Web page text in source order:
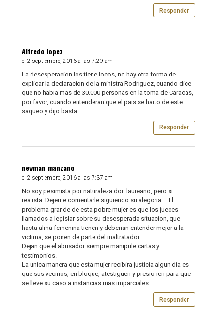
Responder
Alfredo lopez
el 2 septiembre, 2016 a las 7:29 am
La desesperacion los tiene locos, no hay otra forma de
explicar la declaracion de la ministra Rodriguez, cuando dice
que no habia mas de 30.000 personas en la toma de Caracas,
por favor, cuando entenderan que el pais se harto de este
saqueo y dijo basta.
Responder
newman manzano
el 2 septiembre, 2016 a las 7:37 am
No soy pesimista por naturaleza don laureano, pero si
realista. Dejeme comentarle siguiendo su alegoria…. El
problema grande de esta pobre mujer es que los jueces
llamados a legislar sobre su desesperada situacion, que
hasta alma femenina tienen y deberian entender mejor a la
victima, se ponen de parte del maltratador.
Dejan que el abusador siempre manipule cartas y
testimonios.
La unica manera que esta mujer recibira justicia algun dia es
que sus vecinos, en bloque, atestiguen y presionen para que
se lleve su caso a instancias mas imparciales.
Responder